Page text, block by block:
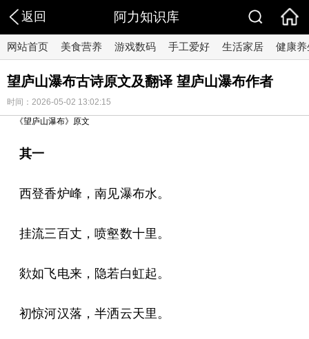
返回 阿力知识库
网站首页 美食营养 游戏数码 手工爱好 生活家居 健康养
望庐山瀑布古诗原文及翻译 望庐山瀑布作者
时间：2026-05-02 13:02:15
《望庐山瀑布》原文
其一
西登香炉峰，南见瀑布水。
挂流三百丈，喷壑数十里。
欻如飞电来，隐若白虹起。
初惊河汉落，半洒云天里。